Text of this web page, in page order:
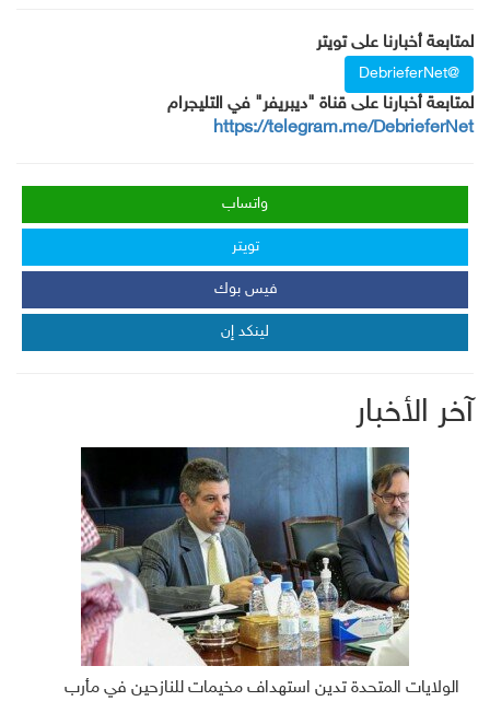
لمتابعة أخبارنا على تويتر
@DebrieferNet
لمتابعة أخبارنا على قناة "ديبريفر" في التليجرام
https://telegram.me/DebrieferNet
واتساب
تويتر
فيس بوك
لينكد إن
آخر الأخبار
الولايات المتحدة تدين استهداف مخيمات للنازحين في مأرب